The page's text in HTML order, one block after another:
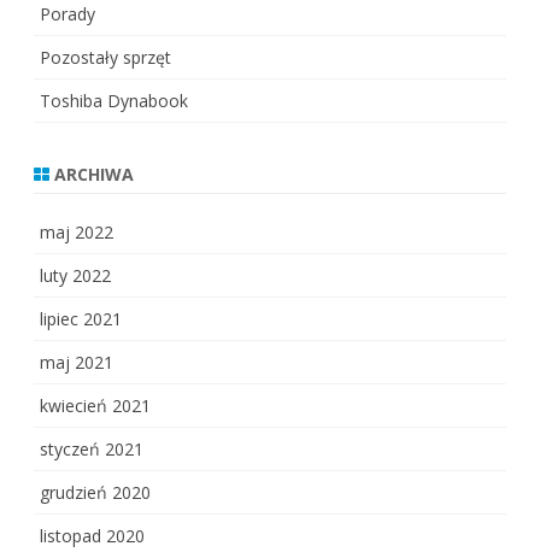
Porady
Pozostały sprzęt
Toshiba Dynabook
ARCHIWA
maj 2022
luty 2022
lipiec 2021
maj 2021
kwiecień 2021
styczeń 2021
grudzień 2020
listopad 2020